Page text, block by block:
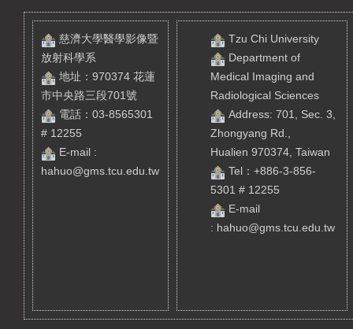
慈濟大學醫學影像暨
放射科學系
地址：970374 花蓮
市中央路三段701號
電話：03-8565301
# 12255
E-mail :
hahuo@gms.tcu.edu.tw
Tzu Chi University
Department of
Medical Imaging and
Radiological Sciences
Address: 701, Sec. 3,
Zhongyang Rd.,
Hualien 970374, Taiwan
Tel ：+886-3-856-
5301 # 12255
E-mail
: hahuo@gms.tcu.edu.tw